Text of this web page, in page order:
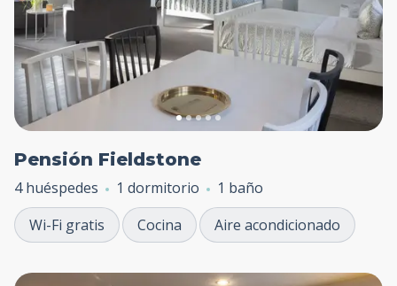
Pensión Fieldstone
4 huéspedes 1 dormitorio
1 baño
Wi-Fi gratis
Cocina Aire acondicionado